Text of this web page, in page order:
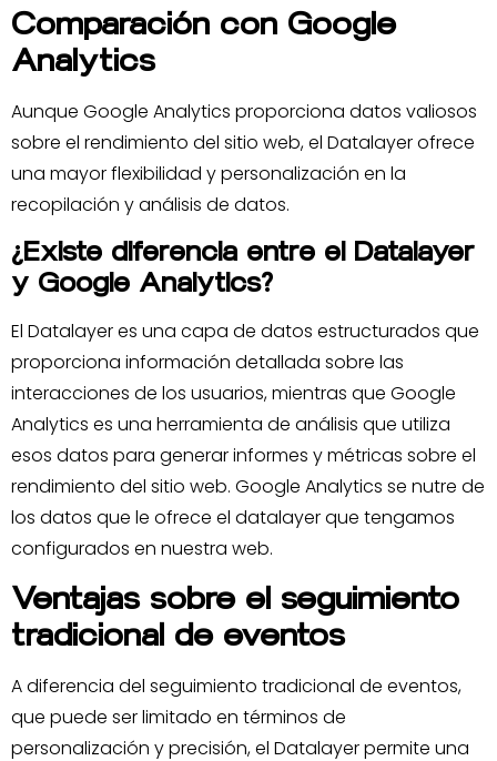
Comparación con Google
Analytics
Aunque Google Analytics proporciona datos valiosos
sobre el rendimiento del sitio web, el Datalayer ofrece
una mayor flexibilidad y personalización en la
recopilación y análisis de datos.
¿Existe diferencia entre el Datalayer
y Google Analytics?
El Datalayer es una capa de datos estructurados que
proporciona información detallada sobre las
interacciones de los usuarios, mientras que Google
Analytics es una herramienta de análisis que utiliza
esos datos para generar informes y métricas sobre el
rendimiento del sitio web. Google Analytics se nutre de
los datos que le ofrece el datalayer que tengamos
configurados en nuestra web.
Ventajas sobre el seguimiento
tradicional de eventos
A diferencia del seguimiento tradicional de eventos,
que puede ser limitado en términos de
personalización y precisión, el Datalayer permite una